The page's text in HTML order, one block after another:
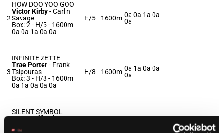
2
HOW DOO YOO GOO
Victor Kirby-Carlin
Savage
Box: 2 - H/5 - 1600m
0a 0a 1a 0a 0a
H/5 1600m 0a 0a 1a 0a
0a
3
INFINITE ZETTE
Trae Porter- Frank
Tsipouras
Box: 3 - H/8 - 1600m
0a 1a 0a 0a 0a
H/8 1600m 0a 1a 0a 0a
0a
SILENT SYMBOL
Ross Wolfenden-